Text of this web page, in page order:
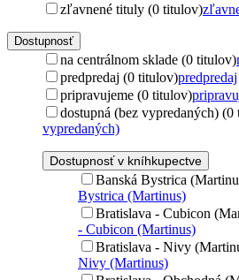
zľavnené tituly (0 titulov)
Dostupnosť
na centrálnom sklade (0 titulov)
predpredaj (0 titulov)predpredaj
pripravujeme (0 titulov)
dostupná (bez vypredaných)
vypredaných)
Dostupnosť v kníhkupectve
Banská Bystrica
Bystrica (Martinus)
Bratislava - Cubicon
- Cubicon (Martinus)
Bratislava - Nivy
Nivy (Martinus)